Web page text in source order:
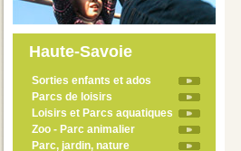
Haute-Savoie
Sorties enfants et ados
Parcs de loisirs
Loisirs et Parcs aquatiques
Zoo - Parc animalier
Parc, jardin, nature